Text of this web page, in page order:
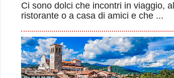
Ci sono dolci che incontri in viaggio, al
ristorante o a casa di amici e che ...